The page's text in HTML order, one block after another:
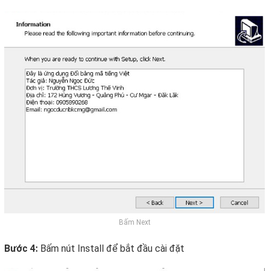
Bấm Next
Bước 4: Bấm nút Install để bắt đầu cài đặt